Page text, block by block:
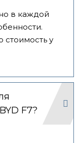
в каждой
стоимость у
F7?